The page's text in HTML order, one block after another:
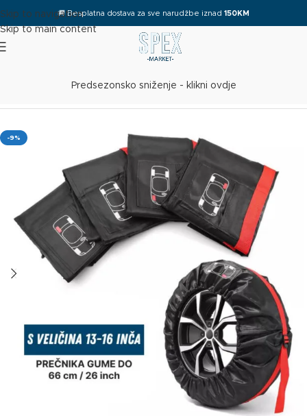
Skip to navigation
Skip to main content
🚚Besplatna dostava za sve narudžbe iznad 150KM
Predsezonsko sniženje - klikni ovdje
-9%